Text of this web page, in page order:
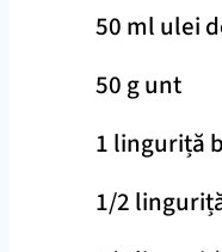
50 ml ulei
50 g unt
1 linguriță
1/2